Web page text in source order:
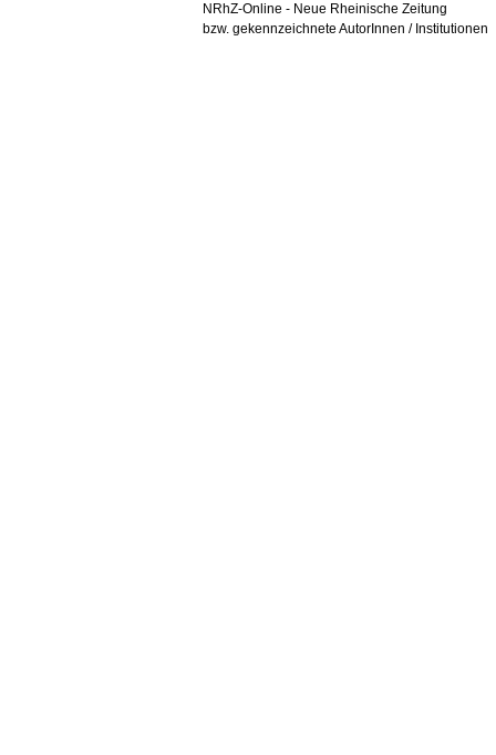
NRhZ-Online - Neue Rheinische Zeitung
bzw. gekennzeichnete AutorInnen / Institutionen